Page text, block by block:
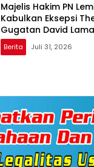
Majelis Hakim PN
Kabulkan Eksepsi
Gugatan David
untuk Keempat
Berita Juli 31, 2026